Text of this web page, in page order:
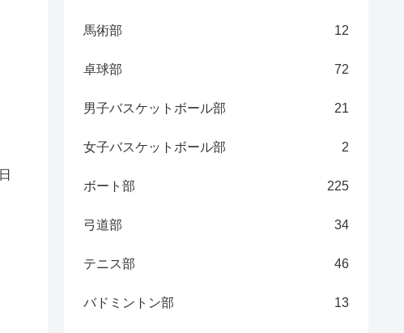
馬術部 12
卓球部 72
男子バスケットボール部 21
女子バスケットボール部 2
ボート部 225
弓道部 34
テニス部 46
バドミントン部 13